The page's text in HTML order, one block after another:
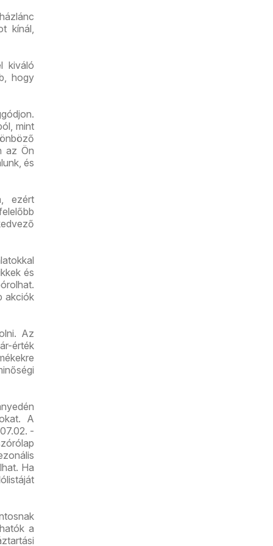
kínál,
kiváló
hogy
mint
az Ön
és
ezért
és
akciók
Az
érték
A
-
Ha
a